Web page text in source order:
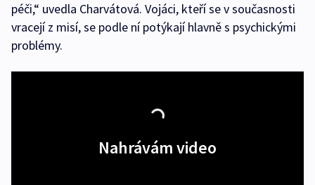
péči,“ uvedla Charvátová. Vojáci, kteří se v současnosti
vracejí z misí, se podle ní potýkají hlavně s psychickými
problémy.
Nahrávám video